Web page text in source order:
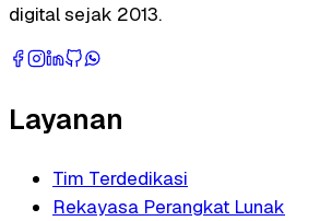
digital sejak 2013.
Layanan
Tim Terdedikasi
Rekayasa Perangkat Lunak